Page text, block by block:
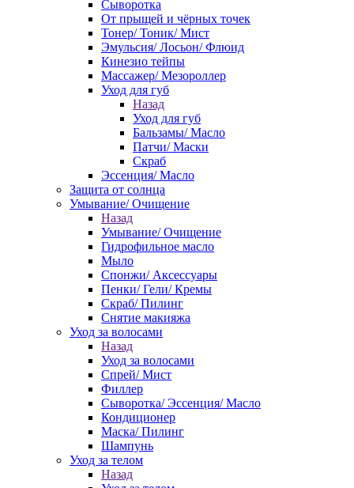
Сыворотка
От прыщей и чёрных точек
Тонер/ Тоник/ Мист
Эмульсия/ Лосьон/ Флюид
Кинезио тейпы
Массажер/ Мезороллер
Уход для губ
Назад
Уход для губ
Бальзамы/ Масло
Патчи/ Маски
Скраб
Эссенция/ Масло
Защита от солнца
Умывание/ Очищение
Назад
Умывание/ Очищение
Гидрофильное масло
Мыло
Спонжи/ Аксессуары
Пенки/ Гели/ Кремы
Скраб/ Пилинг
Снятие макияжа
Уход за волосами
Назад
Уход за волосами
Спрей/ Мист
Филлер
Сыворотка/ Эссенция/ Масло
Кондиционер
Маска/ Пилинг
Шампунь
Уход за телом
Назад